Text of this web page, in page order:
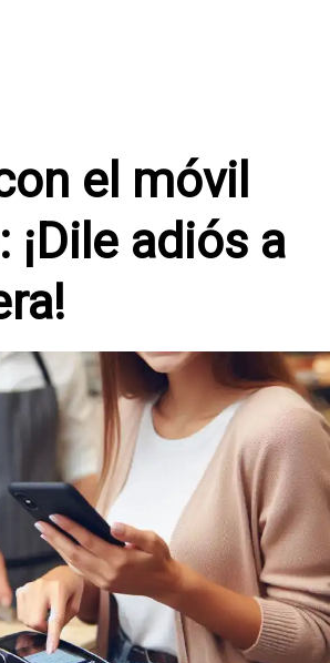
el móvil
¡Dile adiós a